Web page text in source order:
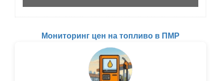
Мониторинг цен на топливо в ПМР